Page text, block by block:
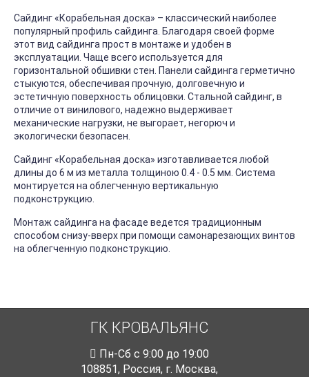
Сайдинг «Корабельная доска» – классический наиболее
популярный профиль сайдинга. Благодаря своей форме
этот вид сайдинга прост в монтаже и удобен в
эксплуатации. Чаще всего используется для
горизонтальной обшивки стен. Панели сайдинга герметично
стыкуются, обеспечивая прочную, долговечную и
эстетичную поверхность облицовки. Стальной сайдинг, в
отличие от винилового, надежно выдерживает
механические нагрузки, не выгорает, негорюч и
экологически безопасен.
Сайдинг «Корабельная доска» изготавливается любой
длины до 6 м из металла толщиною 0.4 - 0.5 мм. Система
монтируется на облегченную вертикальную
подконструкцию.
Монтаж сайдинга на фасаде ведется традиционным
способом снизу-вверх при помощи самонарезающих винтов
на облегченную подконструкцию.
ГК КРОВАЛЬЯНС
Пн-Cб с 9:00 до 19:00
108851, Россия, г. Москва,